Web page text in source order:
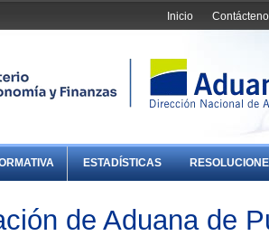
Inicio
ESTADÍSTICAS
de Aduana de